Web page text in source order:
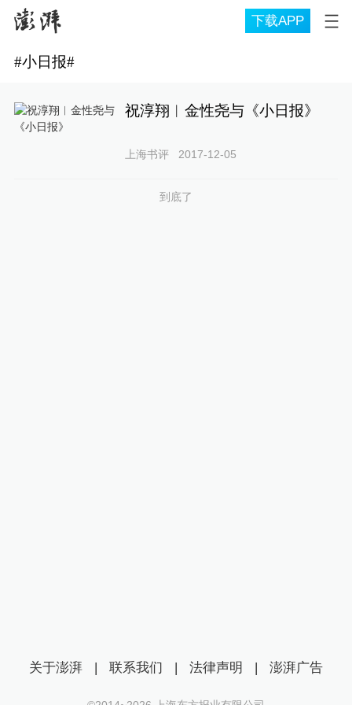
下载APP
#小日报#
祝淳翔︱金性尧与《小日报》
上海书评 2017-12-05
到底了
关于澎湃 | 联系我们 | 法律声明 | 澎湃广告